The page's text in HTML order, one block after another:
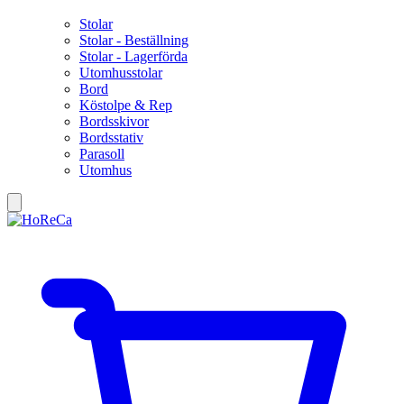
Stolar
Stolar - Beställning
Stolar - Lagerförda
Utomhusstolar
Bord
Köstolpe & Rep
Bordsskivor
Bordsstativ
Parasoll
Utomhus